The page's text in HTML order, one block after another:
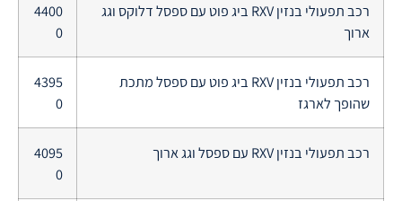
רכב תפעולי בנזין RXV ביג פוט עם ספסל דלוקס וגג
ארוך
4400
0
רכב תפעולי בנזין RXV ביג פוט עם ספסל מתכת
שהופך לארגז
4395
0
רכב תפעולי בנזין RXV עם ספסל וגג ארוך
4095
0